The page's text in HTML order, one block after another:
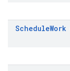
ScheduleWork